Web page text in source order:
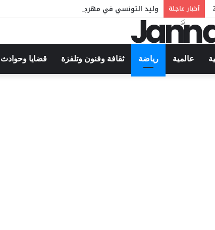
أخبار عاجلة وليد التونسي في مهرجان بوقرنين: سهرة تحتفي
عالمية رياضة ثقافة وفنون وتلفزة قضايا وحوادث